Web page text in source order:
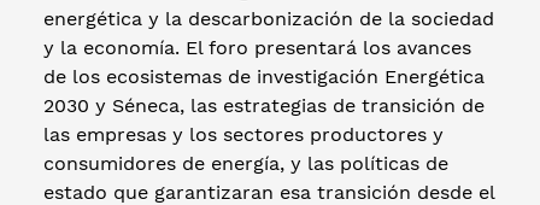
energética y la descarbonización de la sociedad
y la economía. El foro presentará los avances
de los ecosistemas de investigación Energética
2030 y Séneca, las estrategias de transición de
las empresas y los sectores productores y
consumidores de energía, y las políticas de
estado que garantizaran esa transición desde el